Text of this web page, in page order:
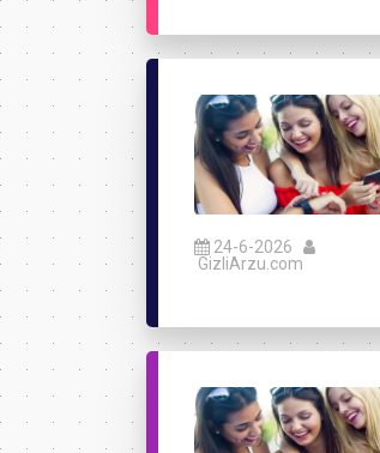
24-6-2026
GizliArzu.com